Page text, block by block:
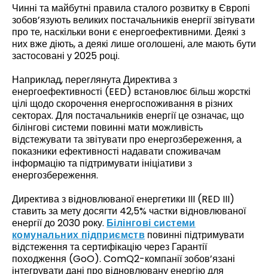
Чинні та майбутні правила сталого розвитку в Європі
зобов’язують великих постачальників енергії звітувати
про те, наскільки вони є енергоефективними. Деякі з
них вже діють, а деякі лише оголошені, але мають бути
застосовані у 2025 році.
Наприклад, переглянута Директива з
енергоефективності (EED) встановлює більш жорсткі
цілі щодо скорочення енергоспоживання в різних
секторах. Для постачальників енергії це означає, що
білінгові системи повинні мати можливість
відстежувати та звітувати про енергозбереження, а
показники ефективності надавати споживачам
інформацію та підтримувати ініціативи з
енергозбереження.
Директива з відновлюваної енергетики III (RED III)
ставить за мету досягти 42,5% частки відновлюваної
енергії до 2030 року. Білінгові системи
комунальних підприємств повинні підтримувати
відстеження та сертифікацію через Гарантії
походження (GoO). ComQ2-компанії зобов’язані
інтегрувати дані про відновлювану енергію для